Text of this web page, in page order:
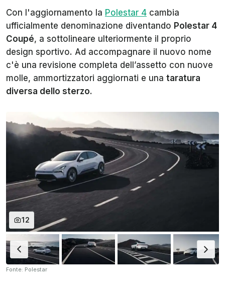
Con l'aggiornamento la Polestar 4 cambia
ufficialmente denominazione diventando Polestar 4
Coupé, a sottolineare ulteriormente il proprio
design sportivo. Ad accompagnare il nuovo nome
c'è una revisione completa dell’assetto con nuove
molle, ammortizzatori aggiornati e una taratura
diversa dello sterzo.
12
Fonte: Polestar